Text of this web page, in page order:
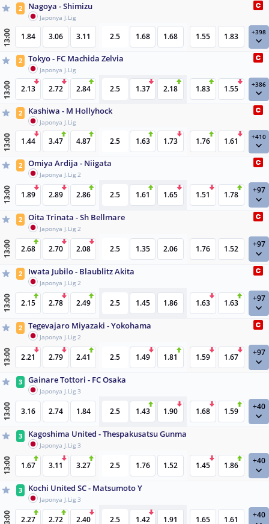
2 Nagoya - Shimizu
Japonya J.Lig
13:00 1.84 3.06 3.11 2.5 1.68 1.68 1.55 1.83 +398
2 Tokyo - FC Machida Zelvia
Japonya J.Lig
13:00 2.13 2.72 2.84 2.5 1.37 2.18 1.83 1.55 +386
2 Kashiwa - M Hollyhock
Japonya J.Lig
13:00 1.44 3.47 4.87 2.5 1.63 1.73 1.76 1.61 +410
2 Omiya Ardija - Niigata
Japonya J.Lig 2
13:00 1.89 2.89 2.86 2.5 1.61 1.65 1.51 1.78 +97
2 Oita Trinata - Sh Bellmare
Japonya J.Lig 2
13:00 2.68 2.70 2.08 2.5 1.35 2.06 1.76 1.52 +97
2 Iwata Jubilo - Blaublitz Akita
Japonya J.Lig 2
13:00 2.15 2.78 2.49 2.5 1.45 1.86 1.63 1.63 +97
2 Tegevajaro Miyazaki - Yokohama
Japonya J.Lig 2
13:00 2.21 2.79 2.41 2.5 1.49 1.81 1.59 1.67 +97
3 Gainare Tottori - FC Osaka
Japonya J.Lig 3
13:00 3.16 2.74 1.84 2.5 1.43 1.90 1.68 1.59 +40
3 Kagoshima United - Thespakusatsu Gunma
Japonya J.Lig 3
13:00 1.67 3.11 3.27 2.5 1.76 1.52 1.45 1.86 +40
3 Kochi United SC - Matsumoto Y
Japonya J.Lig 3
13:00 2.27 2.72 2.40 2.5 1.42 1.91 1.65 1.61 +40